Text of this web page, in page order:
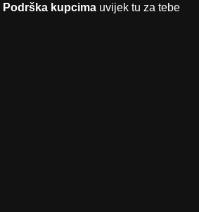
Podrška kupcima uvijek tu za tebe